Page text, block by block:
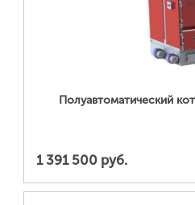
Полуавтоматический
1 391 500 руб.